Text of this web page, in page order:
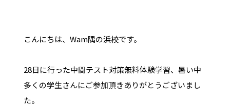
こんにちは、Wam隅の浜校です。
28日に行った中間テスト対策無料体験学習、暑い中
多くの学生さんにご参加頂きありがとうございまし
た。